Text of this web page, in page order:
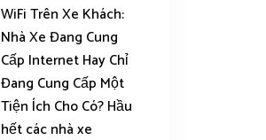
WiFi Trên Xe Khách:
Nhà Xe Đang Cung
Cấp Internet Hay Chỉ
Đang Cung Cấp Một
Tiện Ích Cho Có? Hầu
hết các nhà xe